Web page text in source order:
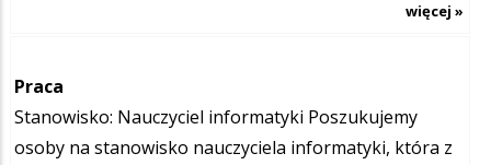
więcej »
Praca
Stanowisko: Nauczyciel informatyki Poszukujemy
osoby na stanowisko nauczyciela informatyki, która z